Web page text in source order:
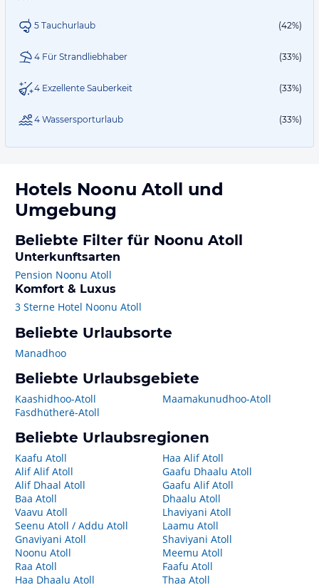
5 Tauchurlaub (42%)
4 Für Strandliebhaber (33%)
4 Exzellente Sauberkeit (33%)
4 Wassersporturlaub (33%)
Hotels Noonu Atoll und
Umgebung
Beliebte Filter für Noonu Atoll
Unterkunftsarten
Pension Noonu Atoll
Komfort & Luxus
3 Sterne Hotel Noonu Atoll
Beliebte Urlaubsorte
Manadhoo
Beliebte Urlaubsgebiete
Kaashidhoo-Atoll
Fasdhūtherē-Atoll
Maamakunudhoo-Atoll
Beliebte Urlaubsregionen
Kaafu Atoll
Alif Alif Atoll
Alif Dhaal Atoll
Baa Atoll
Vaavu Atoll
Seenu Atoll / Addu Atoll
Gnaviyani Atoll
Noonu Atoll
Raa Atoll
Haa Dhaalu Atoll
Haa Alif Atoll
Gaafu Dhaalu Atoll
Gaafu Alif Atoll
Dhaalu Atoll
Lhaviyani Atoll
Laamu Atoll
Shaviyani Atoll
Meemu Atoll
Faafu Atoll
Thaa Atoll